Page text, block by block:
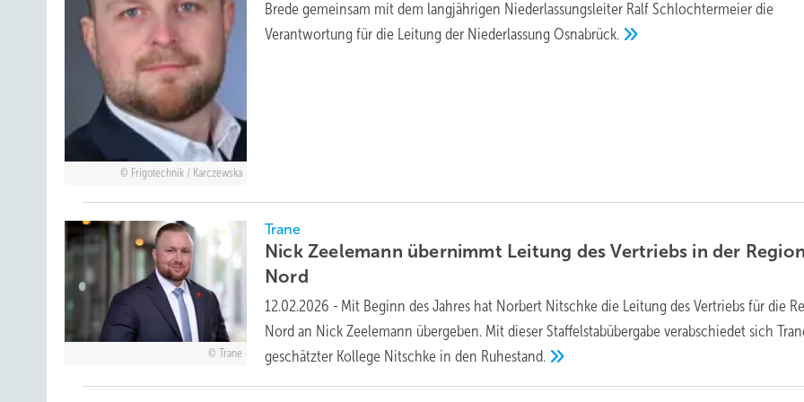
Frigotechnik / Karczewska
Brede gemeinsam mit dem langjährigen Niederlassungsleiter Ralf Schlochtermeier die
Verantwortung für die Leitung der NiederlassungOsnabrück.
Trane
Trane
Nick Zeelemann übernimmt Leitung des Vertriebs in der Region
Nord
12.02.2026 - Mit Beginn des Jahres hat Norbert Nitschke die Leitung des Vertriebs für die
Nord an Nick Zeelemann übergeben. Mit dieser Staffelstabübergabe verabschiedet sich
geschätzter Kollege Nitschke in den Ruhestand.